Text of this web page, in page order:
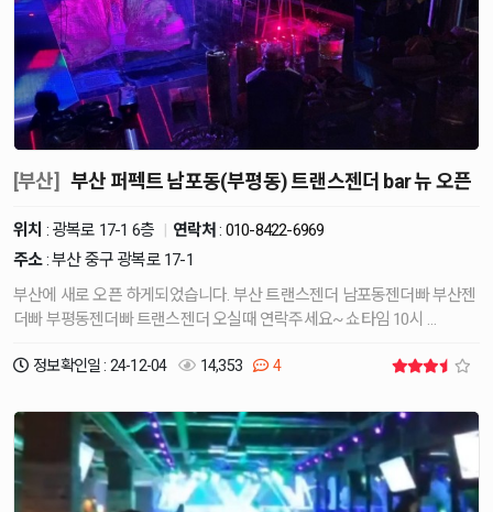
[부산] 부산 퍼펙트 남포동(부평동) 트랜스젠더 bar 뉴 오픈
위치 : 광복로 17-1 6층 | 연락처 : 010-8422-6969
주소: 부산 중구 광복로 17-1
부산에 새로 오픈 하게되었습니다. 부산 트랜스젠더 남포동젠더빠 부산젠
더빠 부평동젠더빠 트랜스젠더 오실때 연락주세요~ 쇼타임 10시 …
정보확인일 : 24-12-04 14,353 4